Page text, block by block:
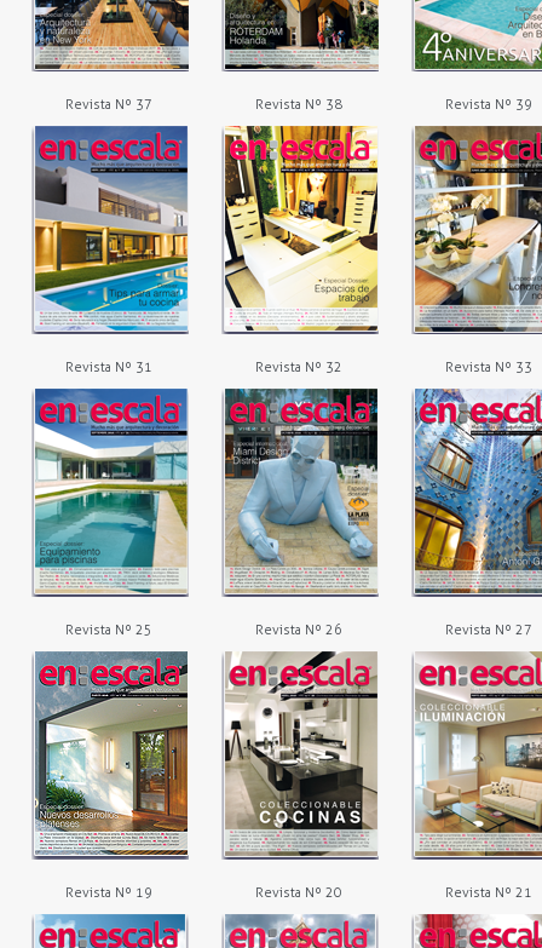
Revista Nº 37 Revista Nº 38 Revista Nº 39
Revista Nº 31 Revista Nº 32 Revista Nº 33
Revista Nº 25 Revista Nº 26 Revista Nº 27
Revista Nº 19 Revista Nº 20 Revista Nº 21